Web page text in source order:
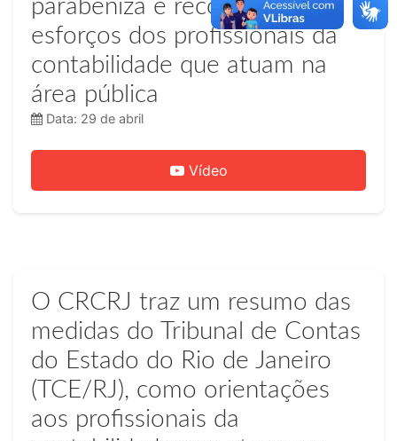
parabeniza e reconhece os
esforços dos profissionais da
contabilidade que atuam na
área pública
Data: 29 de abril
Vídeo
O CRCRJ traz um resumo das
medidas do Tribunal de Contas
do Estado do Rio de Janeiro
(TCE/RJ), como orientações
aos profissionais da